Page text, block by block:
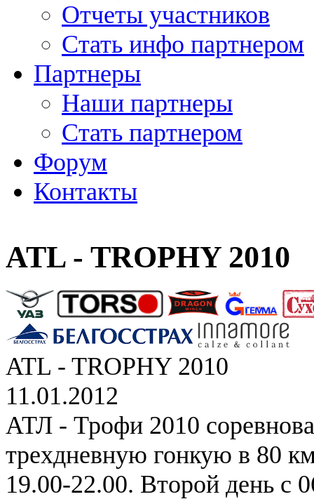
Отчеты участников
Стать инфо партнером
Партнеры
Наши партнеры
Стать партнером
Форум
Контакты
ATL - TROPHY 2010
ATL - TROPHY 2010
11.01.2012
АТЛ - Трофи 2010
трехдневную гонкую в 80
19.00-22.00. Второй день с